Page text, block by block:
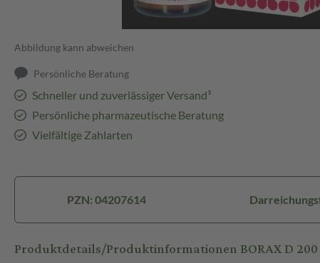
Abbildung kann abweichen
Persönliche Beratung
Schneller und zuverlässiger Versand³
Persönliche pharmazeutische Beratung
Vielfältige Zahlarten
PZN: 04207614
Produktdetails/Produktinformationen BORAX D